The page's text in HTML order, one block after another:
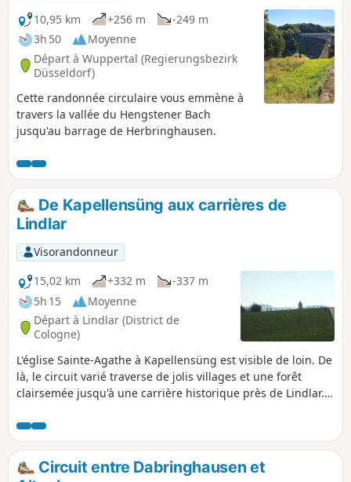
10,95 km
+256 m
-249 m
3h 50
Moyenne
Départ à Wuppertal (Regierungsbezirk
Düsseldorf)
Cette randonnée circulaire vous emmène à
travers la vallée du Hengstener Bach
jusqu'au barrage de Herbringhausen.
De Kapellensüng aux carrières de
Lindlar
Visorandonneur
15,02 km
+332 m
-337 m
5h 15
Moyenne
Départ à Lindlar (District de
Cologne)
L'église Sainte-Agathe à Kapellensüng est visible de loin. De
là, le circuit varié traverse de jolis villages et une forêt
clairsemée jusqu'à une carrière historique près de Lindlar.
un « effet spécial » nous attend : la tour Sainte-Agathe
semble s'élever au-dessus de la prairie.
Circuit entre Dabringhausen et